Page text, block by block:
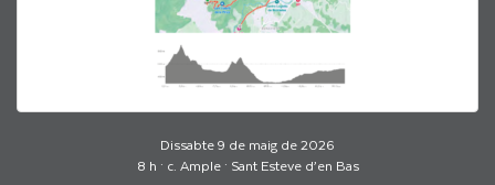
Dissabte 9 de maig de 2026
8 h · c. Ample · Sant Esteve d’en Bas